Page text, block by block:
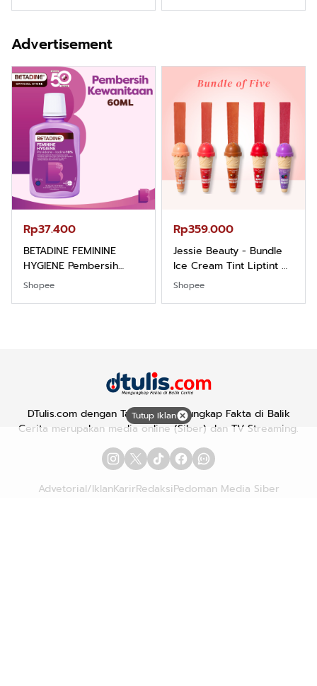
Santai Slimfit Formal
Hazelnut
Advertisement
Rp37.400
BETADINE FEMININE
HYGIENE Pembersih
Kewanitaan 60ml
Shopee
Rp359.000
Jessie Beauty - Bundle
Ice Cream Tint Liptint All
Variant
Shopee
Tutup Iklan
DTulis.com dengan Tagline "Mengungkap Fakta di Balik
Cerita merupakan media online (Siber) dan TV Streaming.
Advetorial/IklanKarirRedaksiPedoman Media Siber